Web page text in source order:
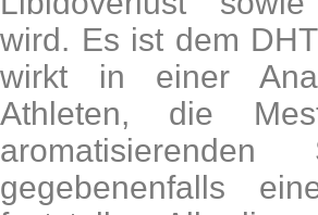
wird. Es ist dem
wirkt in einer
Athleten, die
gegebenenfalls